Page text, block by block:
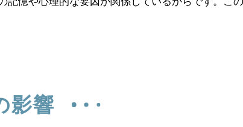
影響